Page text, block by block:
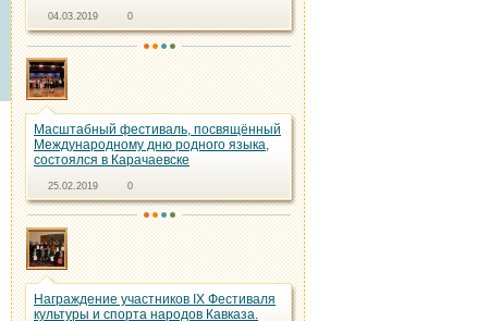
04.03.2019 0
Масштабный фестиваль, посвящённый
Международному дню родного языка,
состоялся в Карачаевске
25.02.2019 0
Награждение участников IX Фестиваля
культуры и спорта народов Кавказа.